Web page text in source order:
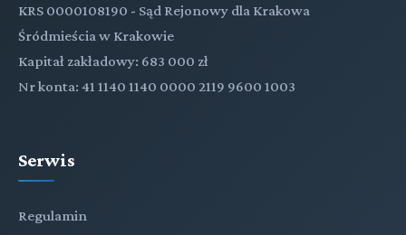
KRS 0000108190 - Sąd Rejonowy dla Krakowa
Śródmieścia w Krakowie
Kapitał zakładowy: 683 000 zł
Nr konta: 41 1140 1140 0000 2119 9600 1003
Serwis
Regulamin